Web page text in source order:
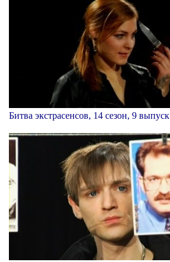
Битва экстрасенсов, 14 сезон, 9 выпуск